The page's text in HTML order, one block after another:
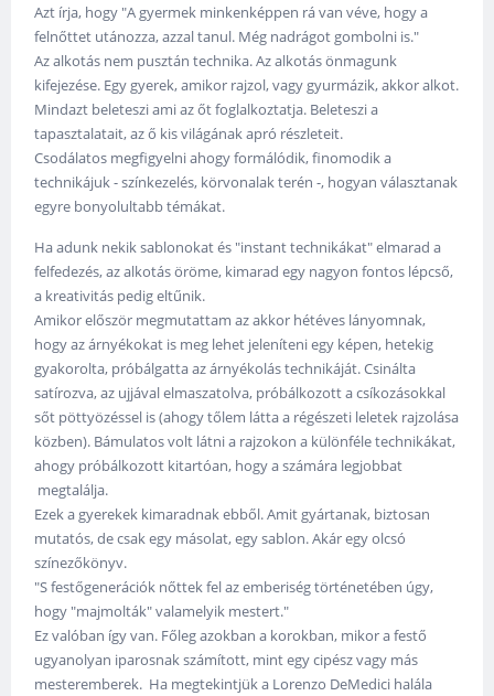
Azt írja, hogy "A gyermek minkenképpen rá van véve, hogy a
felnőttet utánozza, azzal tanul. Még nadrágot gombolni is."
Az alkotás nem pusztán technika. Az alkotás önmagunk
kifejezése. Egy gyerek, amikor rajzol, vagy gyurmázik, akkor alkot.
Mindazt beleteszi ami az őt foglalkoztatja. Beleteszi a
tapasztalatait, az ő kis világának apró részleteit.
Csodálatos megfigyelni ahogy formálódik, finomodik a
technikájuk - színkezelés, körvonalak terén -, hogyan választanak
egyre bonyolultabb témákat.
Ha adunk nekik sablonokat és "instant technikákat" elmarad a
felfedezés, az alkotás öröme, kimarad egy nagyon fontos lépcső,
a kreativitás pedig eltűnik.
Amikor először megmutattam az akkor hétéves lányomnak,
hogy az árnyékokat is meg lehet jeleníteni egy képen, hetekig
gyakorolta, próbálgatta az árnyékolás technikáját. Csinálta
satírozva, az ujjával elmaszatolva, próbálkozott a csíkozásokkal
sőt pöttyözéssel is (ahogy tőlem látta a régészeti leletek rajzolása
közben). Bámulatos volt látni a rajzokon a különféle technikákat,
ahogy próbálkozott kitartóan, hogy a számára legjobbat
megtalálja.
Ezek a gyerekek kimaradnak ebből. Amit gyártanak, biztosan
mutatós, de csak egy másolat, egy sablon. Akár egy olcsó
színezőkönyv.
"S festőgenerációk nőttek fel az emberiség történetében úgy,
hogy "majmolták" valamelyik mestert."
Ez valóban így van. Főleg azokban a korokban, mikor a festő
ugyanolyan iparosnak számított, mint egy cipész vagy más
mesteremberek. Ha megtekintjük a Lorenzo DeMedici halála